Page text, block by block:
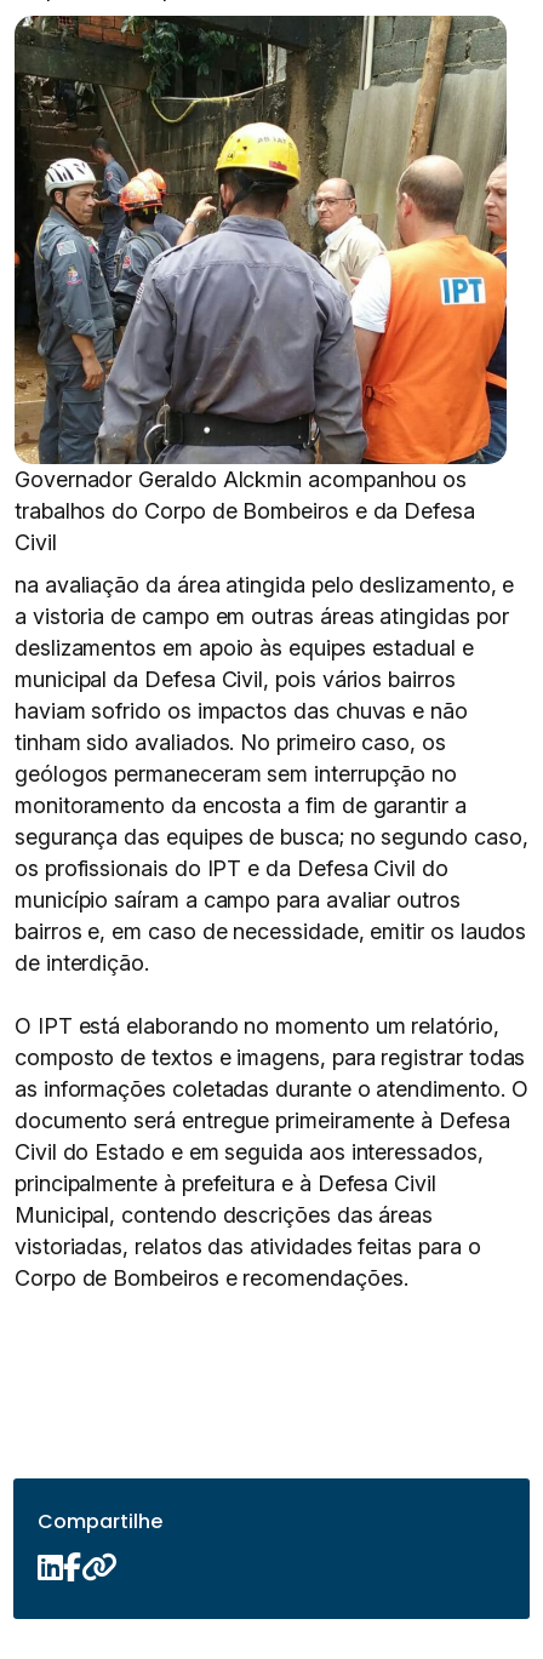
Governador Geraldo Alckmin acompanhou os
trabalhos do Corpo de Bombeiros e da Defesa
Civil
na avaliação da área atingida pelo deslizamento, e
a vistoria de campo em outras áreas atingidas por
deslizamentos em apoio às equipes estadual e
municipal da Defesa Civil, pois vários bairros
haviam sofrido os impactos das chuvas e não
tinham sido avaliados. No primeiro caso, os
geólogos permaneceram sem interrupção no
monitoramento da encosta a fim de garantir a
segurança das equipes de busca; no segundo caso,
os profissionais do IPT e da Defesa Civil do
município saíram a campo para avaliar outros
bairros e, em caso de necessidade, emitir os laudos
de interdição.
O IPT está elaborando no momento um relatório,
composto de textos e imagens, para registrar todas
as informações coletadas durante o atendimento. O
documento será entregue primeiramente à Defesa
Civil do Estado e em seguida aos interessados,
principalmente à prefeitura e à Defesa Civil
Municipal, contendo descrições das áreas
vistoriadas, relatos das atividades feitas para o
Corpo de Bombeiros e recomendações.
Compartilhe